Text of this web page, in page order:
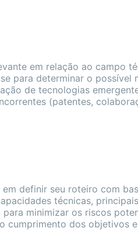
em relação ao campo
para determinar o possível
de tecnologias
(patentes,
definir seu roteiro com
técnicas,
minimizar os riscos
cumprimento dos objetivos